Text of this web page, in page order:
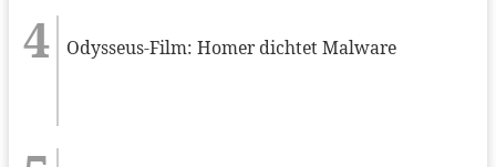
Odysseus-Film: Homer dichtet Malware